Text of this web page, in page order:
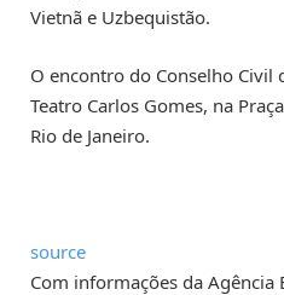
Vietnã e Uzbequistão.
O encontro do Conselho Civil
Teatro Carlos Gomes, na
Rio de Janeiro.
source
Com informações da Agência